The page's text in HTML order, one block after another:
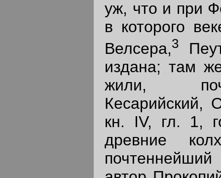
уж, что и при
в которого
Велсера,3
издана; там
жили,
Кесарийский,
кн. IV, гл. 1,
древние